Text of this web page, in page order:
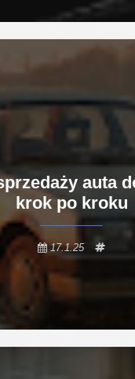
auta
krok po kroku
17.1.25